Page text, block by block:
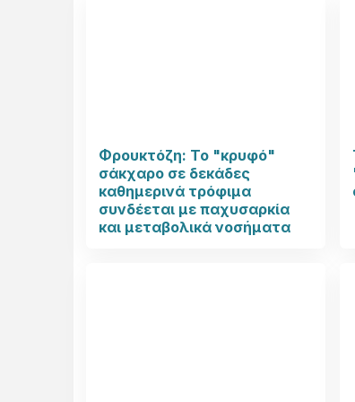
Φρουκτόζη: Το "κρυφό"
σάκχαρο σε δεκάδες
καθημερινά τρόφιμα
συνδέεται με παχυσαρκία
και μεταβολικά νοσήματα